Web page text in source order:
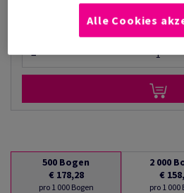
−
500 Bogen
€ 178,28
pro 1 000 Bogen
2 000
€
pro 1 000
Alle Cookies